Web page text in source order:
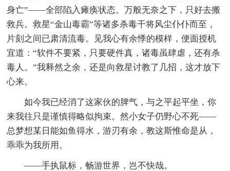
身亡”——全部陷入瘫痪状态。万般无奈之下，只好去搬
救兵。救星“金山毒霸”等诸多杀毒干将风尘仆仆而至，
片刻之间已肃清流毒。见我心有余悸的模样，便面授机
宜道：“软件不要紧，只要硬件真，诸毒虽肆虐，还有杀
毒人。”我释然之余，还是向救星讨教了几招，这才放下
心来。
如今我已经消了这家伙的脾气，与之平起平坐，你
来我往只是谨慎得略似拘束。然小女子仍野心不死——
总梦想某日能如鱼得水，游刃有余，教这斯惟命是从，
乖乖为我所用。
——手执鼠标，畅游世界，岂不快哉。